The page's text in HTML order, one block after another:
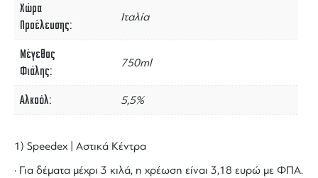
Χώρα
Προέλευσης
Ιταλία
Μέγεθος
Φιάλης
750ml
Αλκοόλ 5,5%
1) Speedex | Αστικά Κέντρα
· Για δέματα μέχρι 3 κιλά, η χρέωση είναι 3,18 ευρώ με ΦΠΑ.